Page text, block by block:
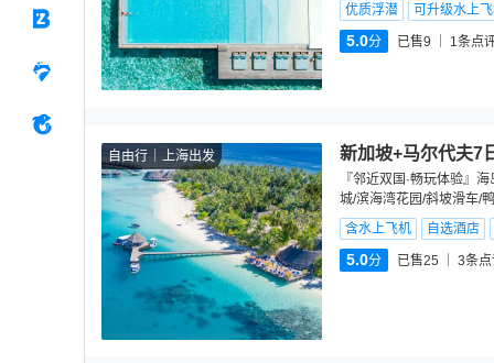
优质浮潜
可升级水上
5.0分 已售9 1条点
自由行 上海出发 新加坡+马尔代夫7
『邻近双国·畅玩体验』
城/滨海湾花园/斜坡滑车/
含水上飞机
自选酒店
5.0分 已售25 3条